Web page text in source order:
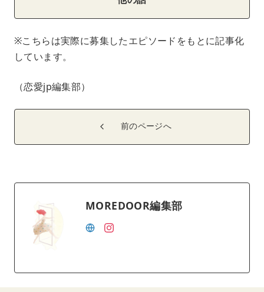
※こちらは実際に募集したエピソードをもとに記事化
しています。
（恋愛jp編集部）
前のページへ
MOREDOOR編集部